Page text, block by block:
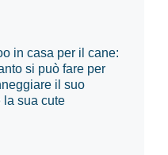
in casa per il cane:
si può fare per
il suo
la sua cute